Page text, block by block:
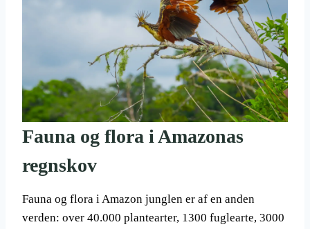
Fauna og flora i Amazonas
regnskov
Fauna og flora i Amazon junglen er af en anden
verden: over 40.000 plantearter, 1300 fuglearte, 3000